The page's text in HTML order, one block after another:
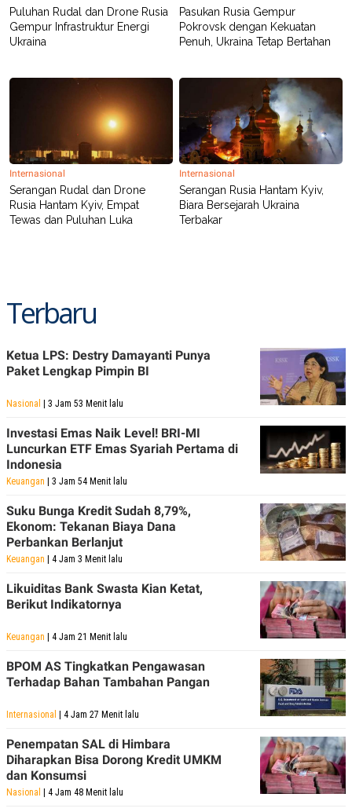
Puluhan Rudal dan Drone Rusia
Gempur Infrastruktur Energi
Ukraina
Pasukan Rusia Gempur
Pokrovsk dengan Kekuatan
Penuh, Ukraina Tetap Bertahan
Internasional
Serangan Rudal dan Drone
Rusia Hantam Kyiv, Empat
Tewas dan Puluhan Luka
Internasional
Serangan Rusia Hantam Kyiv,
Biara Bersejarah Ukraina
Terbakar
Terbaru
Ketua LPS: Destry Damayanti Punya
Paket Lengkap Pimpin BI
Nasional | 3 Jam 53 Menit lalu
Investasi Emas Naik Level! BRI-MI
Luncurkan ETF Emas Syariah Pertama di
Indonesia
Keuangan | 3 Jam 54 Menit lalu
Suku Bunga Kredit Sudah 8,79%,
Ekonom: Tekanan Biaya Dana
Perbankan Berlanjut
Keuangan | 4 Jam 3 Menit lalu
Likuiditas Bank Swasta Kian Ketat,
Berikut Indikatornya
Keuangan | 4 Jam 21 Menit lalu
BPOM AS Tingkatkan Pengawasan
Terhadap Bahan Tambahan Pangan
Internasional | 4 Jam 27 Menit lalu
Penempatan SAL di Himbara
Diharapkan Bisa Dorong Kredit UMKM
dan Konsumsi
Nasional | 4 Jam 48 Menit lalu